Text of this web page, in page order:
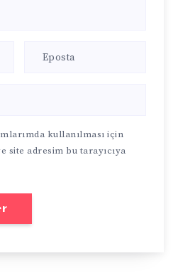
kullanılması için
site adresim bu tarayıcıya